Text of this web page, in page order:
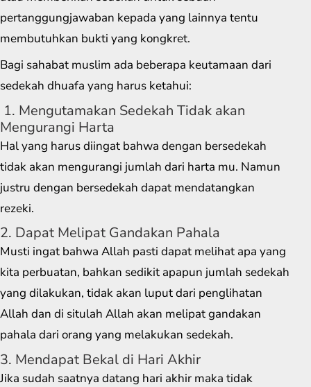
pertanggungjawaban kepada yang lainnya tentu
membutuhkan bukti yang kongkret.
Bagi sahabat muslim ada beberapa keutamaan dari
sedekah dhuafa yang harus ketahui:
1. Mengutamakan Sedekah Tidak akan
Mengurangi Harta
Hal yang harus diingat bahwa dengan bersedekah
tidak akan mengurangi jumlah dari harta mu. Namun
justru dengan bersedekah dapat mendatangkan
rezeki.
2. Dapat Melipat Gandakan Pahala
Musti ingat bahwa Allah pasti dapat melihat apa yang
kita perbuatan, bahkan sedikit apapun jumlah sedekah
yang dilakukan, tidak akan luput dari penglihatan
Allah dan di situlah Allah akan melipat gandakan
pahala dari orang yang melakukan sedekah.
3. Mendapat Bekal di Hari Akhir
Jika sudah saatnya datang hari akhir maka tidak